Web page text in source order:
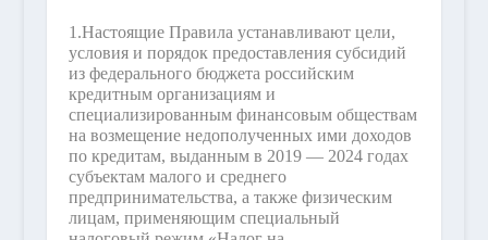
1.Настоящие Правила устанавливают цели,
условия и порядок предоставления субсидий
из федерального бюджета российским
кредитным организациям и
специализированным финансовым обществам
на возмещение недополученных ими доходов
по кредитам, выданным в 2019 — 2024 годах
субъектам малого и среднего
предпринимательства, а также физическим
лицам, применяющим специальный